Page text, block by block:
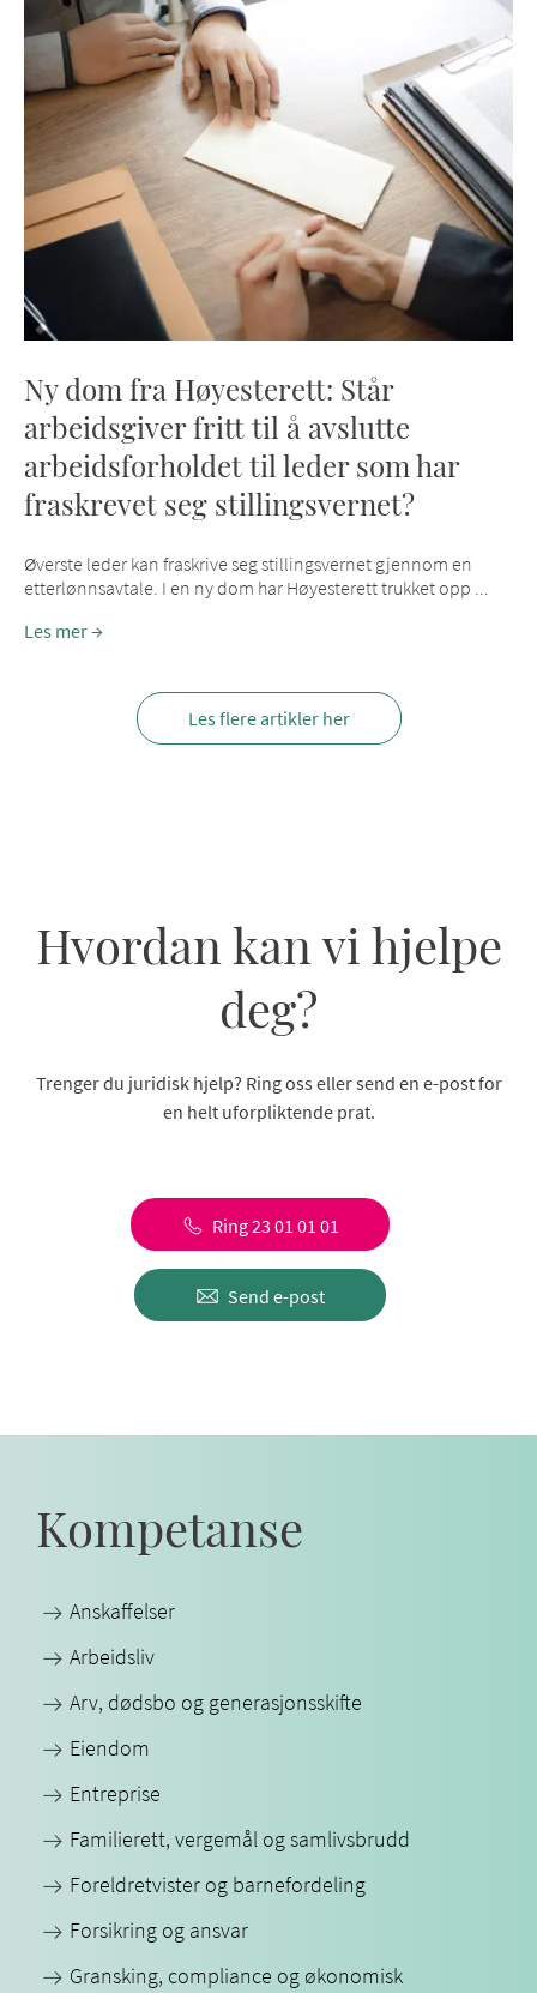
Ny dom fra Høyesterett: Står
arbeidsgiver fritt til å avslutte
arbeidsforholdet til leder som har
fraskrevet seg stillingsvernet?
Øverste leder kan fraskrive seg stillingsvernet gjennom en
etterlønnsavtale. I en ny dom har Høyesterett trukket opp ...
Les mer
Les flere artikler her
Hvordan kan vi hjelpe
deg?
Trenger du juridisk hjelp? Ring oss eller send en e-post for
en helt uforpliktende prat.
Ring 23 01 01 01
Send e-post
Kompetanse
Anskaffelser
Arbeidsliv
Arv, dødsbo og generasjonsskifte
Eiendom
Entreprise
Familierett, vergemål og samlivsbrudd
Foreldretvister og barnefordeling
Forsikring og ansvar
Gransking, compliance og økonomisk